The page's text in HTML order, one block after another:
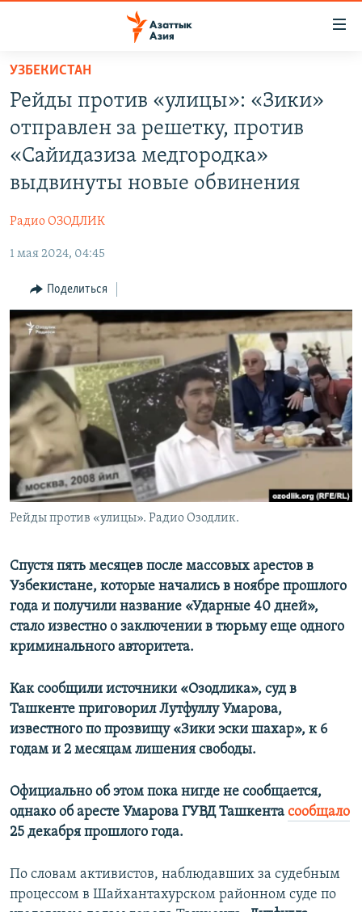
Вернуться
основному
содержанию
Вернутся
главной
Вернутся
КЫРГЫЗСТАН
НОВОСТИ
ВОЙНА В УКРАИНЕ
ЎЗБЕКЧА
ТОҶИКӢ
TÜRKMENÇE
ПОДПИШИТЕСЬ НА НАС В СОЦСЕТЯХ
Все сайты РСЕ/РС
УЗБЕКИСТАН
Рейды против «улицы»: «Зики»
отправлен за решетку, против
«Сайидазиза медгородка»
выдвинуты новые обвинения
Радио ОЗОДЛИК
1 мая 2024, 04:45
Поделиться
Рейды против «улицы». Радио Озодлик.
Спустя пять месяцев после массовых арестов в
Узбекистане, которые начались в ноябре прошлого
года и получили название «Ударные 40 дней»,
стало известно о заключении в тюрьму еще одного
криминального авторитета.
Как сообщили источники «Озодлика», суд в
Ташкенте приговорил Лутфуллу Умарова,
известного по прозвищу «Зики эски шахар», к 6
годам и 2 месяцам лишения свободы.
Официально об этом пока нигде не сообщается,
однако об аресте Умарова ГУВД Ташкента сообщало
25 декабря прошлого года.
По словам активистов, наблюдавших за судебным
процессом в Шайхантахурском районном суде по